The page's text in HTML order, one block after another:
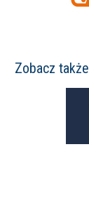
Zobacz także